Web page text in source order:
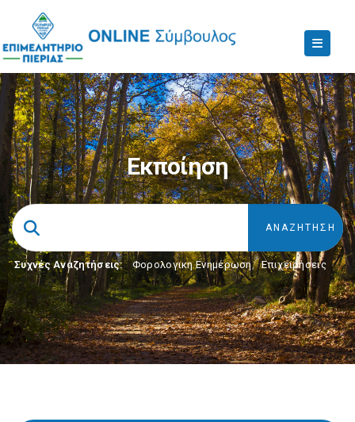
Εκποίηση
Συχνές Αναζητήσεις: Φορολογικη Ενημέρωση, Επιχειρήσεις